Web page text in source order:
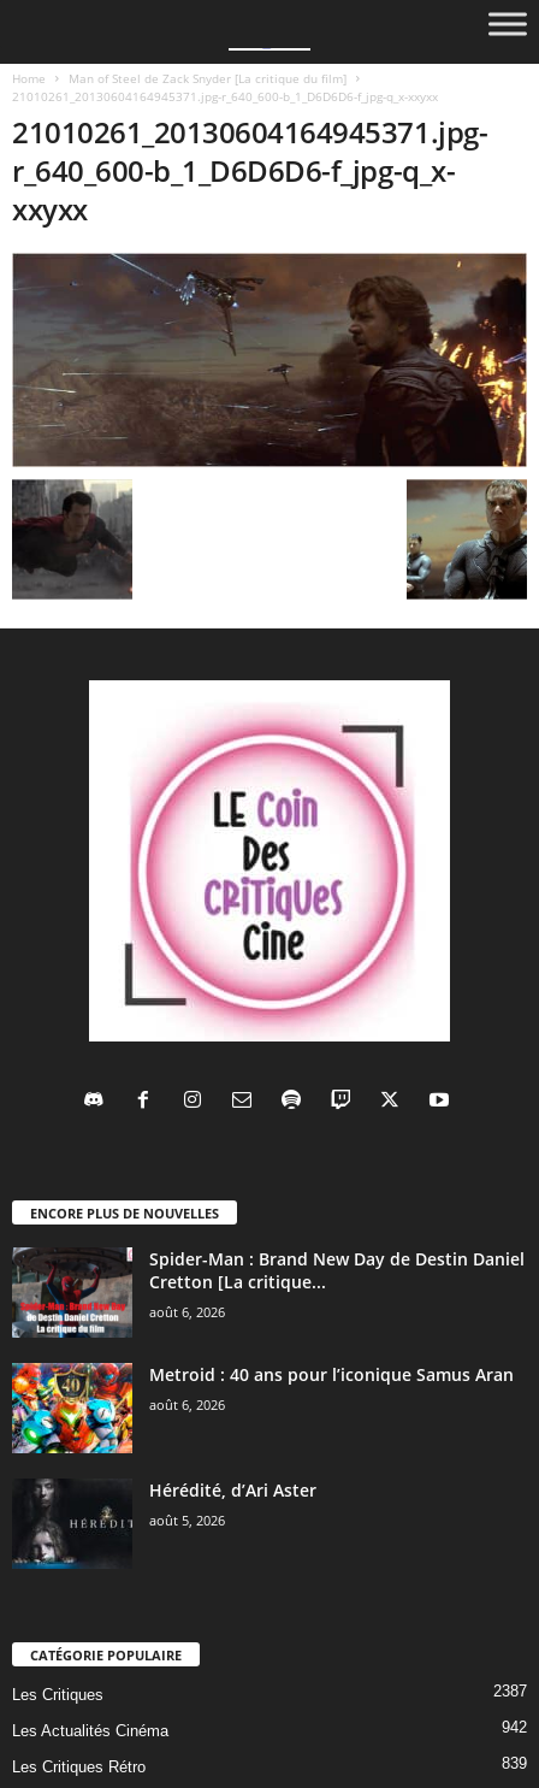
Home
Man of Steel de Zack Snyder [La critique du film]
21010261_20130604164945371.jpg-r_640_600-b_1_D6D6D6-f_jpg-q_x-xxyxx
21010261_20130604164945371.jpg-
r_640_600-b_1_D6D6D6-f_jpg-q_x-
xxyxx
ENCORE PLUS DE NOUVELLES
Spider-Man : Brand New Day de Destin Daniel
Cretton [La critique...
août 6, 2026
Metroid : 40 ans pour l’iconique Samus Aran
août 6, 2026
Hérédité, d’Ari Aster
août 5, 2026
CATÉGORIE POPULAIRE
Les Critiques 2387
Les Actualités Cinéma 942
Les Critiques Rétro 839